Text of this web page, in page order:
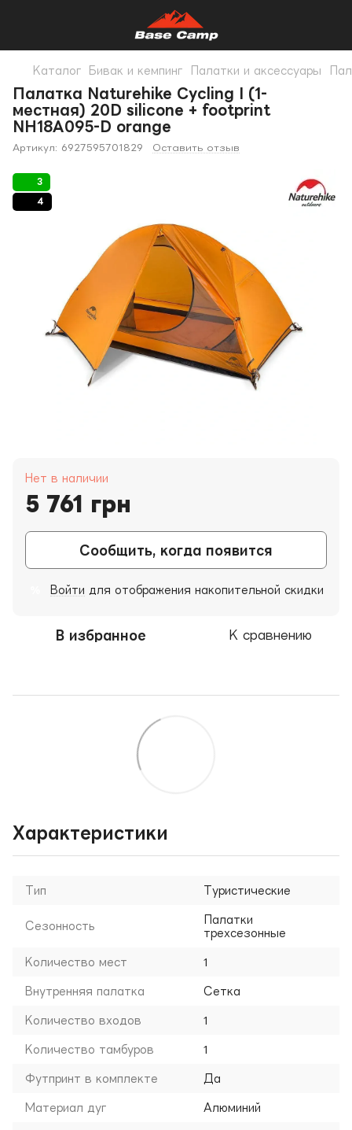
Каталог Бивак и кемпинг Палатки и аксессуары
Палатка Naturehike Cycling I (1-
местная) 20D silicone + footprint
NH18A095-D orange
Артикул: 6927595701829 Оставить отзыв
3
4
Нет в наличии
5 761 грн
Сообщить, когда появится
Войти для отображения накопительной скидки
В избранное К сравнению
Характеристики
Тип Туристические
Сезонность
Палатки
трехсезонные
Количество мест 1
Внутренняя палатка Сетка
Количество входов 1
Количество тамбуров 1
Футпринт в комплекте Да
Материал дуг Алюминий